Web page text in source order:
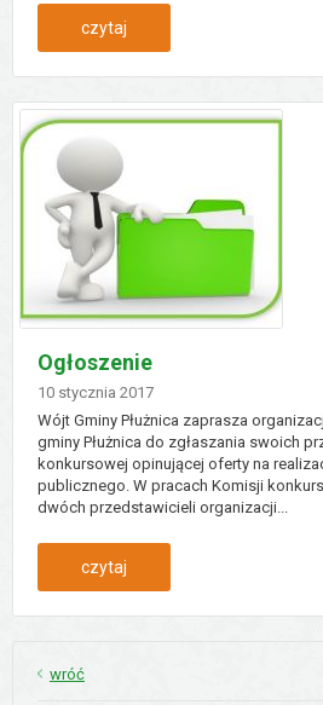
czytaj
życzenia
z
dnia
i
dziadka
Ogłoszenie
Dodano
10 stycznia 2017
Wójt Gminy Płużnica zaprasza
gminy Płużnica do zgłaszania swoich
konkursowej opinującej oferty na
publicznego. W pracach Komisji
dwóch przedstawicieli organizacji...
czytaj
ogłoszenie
wróć